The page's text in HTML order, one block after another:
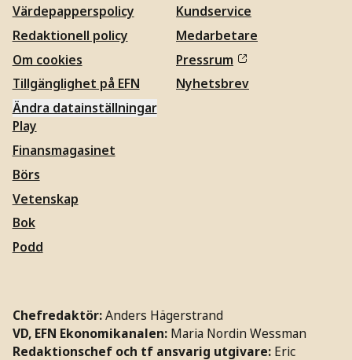
Värdepapperspolicy
Redaktionell policy
Om cookies
Tillgänglighet på EFN
Ändra datainställningar
Kundservice
Medarbetare
Pressrum
Nyhetsbrev
Play
Finansmagasinet
Börs
Vetenskap
Bok
Podd
Chefredaktör:Anders Hägerstrand
VD, EFN Ekonomikanalen: Maria Nordin Wessman
Redaktionschef och tf ansvarig utgivare: Eric